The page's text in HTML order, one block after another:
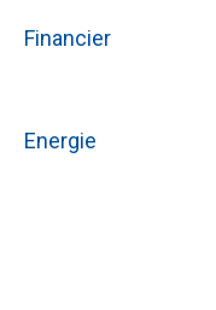
Financier
Energie